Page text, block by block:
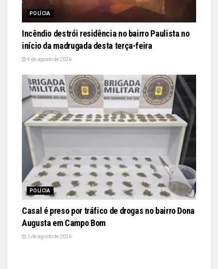
POLÍCIA
Incêndio destrói residência no bairro Paulista no
início da madrugada desta terça-feira
4 de agosto de 2026
POLÍCIA
Casal é preso por tráfico de drogas no bairro Dona
Augusta em Campo Bom
2 de agosto de 2026